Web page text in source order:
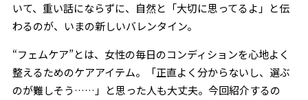
いて、重い話にならずに、自然と「大切に思ってるよ」と伝
わるのが、いまの新しいバレンタイン。
“フェムケア”とは、女性の毎日のコンディションを心地よく
整えるためのケアアイテム。「正直よく分からないし、選ぶ
のが難しそう……」と思った人も大丈夫。今回紹介するの